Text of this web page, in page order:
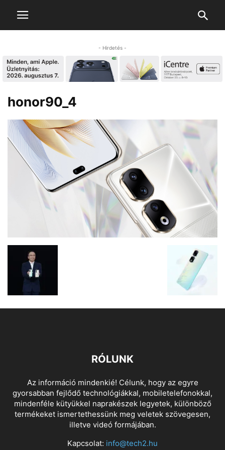
- Hirdetés -
honor90_4
RÓLUNK
Az információ mindenkié! Célunk, hogy az egyre
gyorsabban fejlődő technológiákkal, mobiletelefonokkal,
mindenféle kütyükkel naprakészek legyetek, különböző
termékeket ismertethessünk meg veletek szövegesen,
illetve videó formájában.
Kapcsolat: info@tech2.hu